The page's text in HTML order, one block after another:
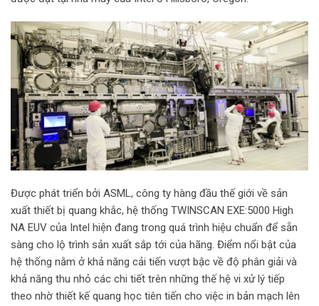
m
a
i
l
Được phát triển bởi ASML, công ty hàng đầu thế giới về sản
xuất thiết bị quang khắc, hệ thống TWINSCAN EXE:5000 High
NA EUV của Intel hiện đang trong quá trình hiệu chuẩn để sẵn
sàng cho lộ trình sản xuất sắp tới của hãng. Điểm nổi bật của
hệ thống nằm ở khả năng cải tiến vượt bậc về độ phân giải và
khả năng thu nhỏ các chi tiết trên những thế hệ vi xử lý tiếp
theo nhờ thiết kế quang học tiên tiến cho việc in bản mạch lên